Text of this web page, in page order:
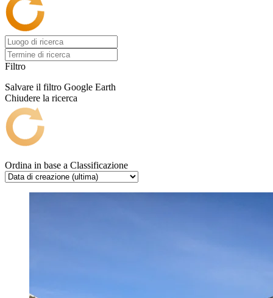
Filtro
Salvare il filtro Google Earth
Chiudere la ricerca
Ordina in base a Classificazione